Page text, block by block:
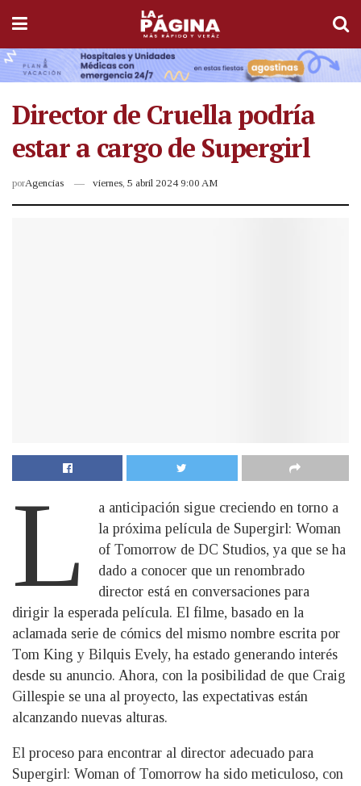
Director de Cruella podría
estar a cargo de Supergirl
porAgencias viernes, 5 abril 2024 9:00 AM
L
a anticipación sigue creciendo en torno a
la próxima película de Supergirl: Woman
of Tomorrow de DC Studios, ya que se ha
dado a conocer que un renombrado
director está en conversaciones para
dirigir la esperada película. El filme, basado en la
aclamada serie de cómics del mismo nombre escrita por
Tom King y Bilquis Evely, ha estado generando interés
desde su anuncio. Ahora, con la posibilidad de que Craig
Gillespie se una al proyecto, las expectativas están
alcanzando nuevas alturas.
El proceso para encontrar al director adecuado para
Supergirl: Woman of Tomorrow ha sido meticuloso, con